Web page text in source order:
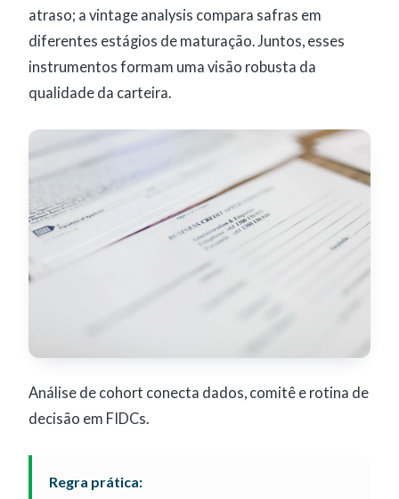
atraso; a vintage analysis compara safras em
diferentes estágios de maturação. Juntos, esses
instrumentos formam uma visão robusta da
qualidade da carteira.
Análise de cohort conecta dados, comitê e rotina de
decisão em FIDCs.
Regra prática: